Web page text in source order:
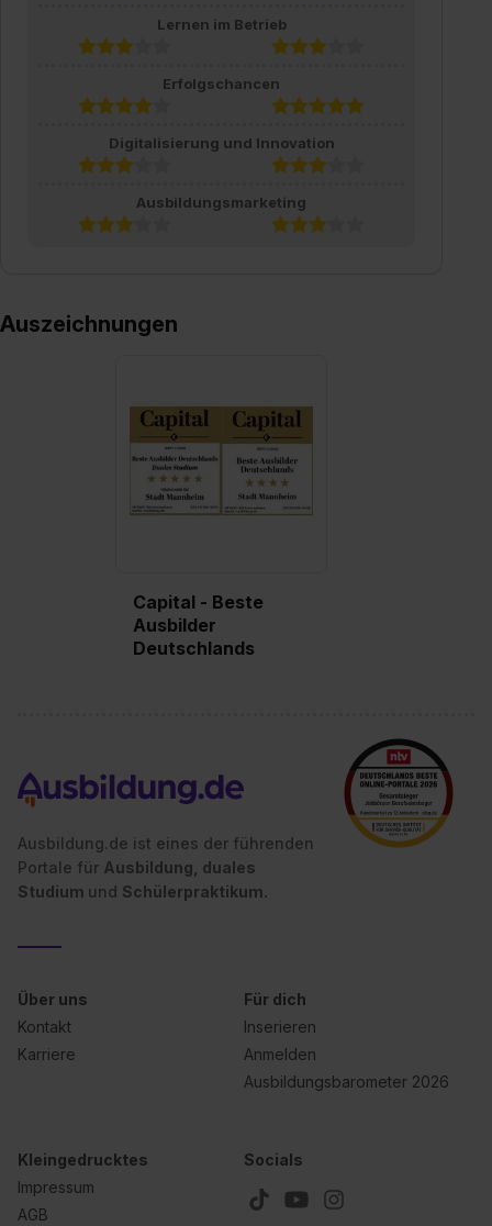
Lernen im Betrieb
Erfolgschancen
Digitalisierung und Innovation
Ausbildungsmarketing
Auszeichnungen
Capital - Beste
Ausbilder
Deutschlands
Ausbildung.de ist eines der führenden
Portale für Ausbildung, duales
Studium und Schülerpraktikum.
Über uns
Kontakt
Karriere
Für dich
Inserieren
Anmelden
Ausbildungsbarometer 2026
Kleingedrucktes
Impressum
AGB
Socials